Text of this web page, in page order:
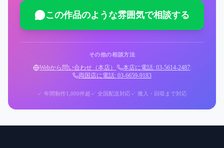
この作品のような雰囲気で相談する
その他の相談方法
Webから問い合わせ（本店） 本店に電話: 03-5614-2487
両国店に電話: 03-6659-9183
✓ 年間制作1,000件超 ✓ 全国配送対応 ✓ 搬入・回収まで対応